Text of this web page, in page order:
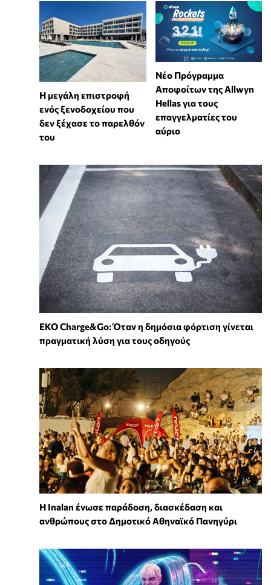
Η μεγάλη επιστροφή
ενός ξενοδοχείου που
δεν ξέχασε το παρελθόν
του
Νέο Πρόγραμμα
Αποφοίτων της Allwyn
Hellas για τους
επαγγελματίες του
αύριο
EKO Charge&Go: Όταν η δημόσια φόρτιση γίνεται
πραγματική λύση για τους οδηγούς
Η Inalan ένωσε παράδοση, διασκέδαση και
ανθρώπους στο Δημοτικό Αθηναϊκό Πανηγύρι